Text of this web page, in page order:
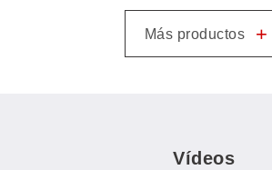
Más productos +
Vídeos